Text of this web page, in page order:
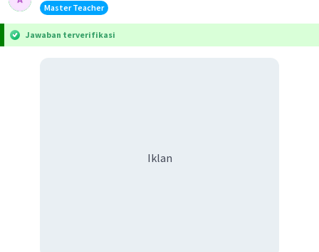
Master Teacher
Jawaban terverifikasi
Iklan